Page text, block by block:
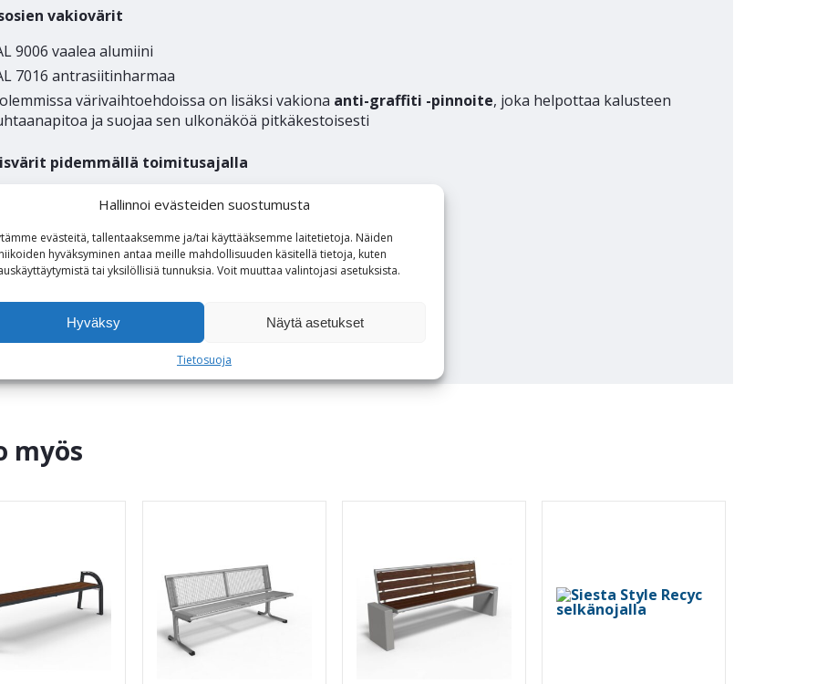
Hallinnoi evästeiden suostumusta
evästeitä, tallentaaksemme ja/tai käyttääksemme laitetietoja. Näiden
hyväksyminen antaa meille mahdollisuuden käsitellä tietoja, kuten
tai yksilöllisiä tunnuksia. Voit muuttaa valintojasi asetuksista.
Hyväksy Näytä asetukset
Tietosuoja
vakiovärit
9006 vaalea alumiini
7016 antrasiitinharmaa
värivaihtoehdoissa on lisäksi vakiona anti-graffiti -pinnoite, joka helpottaa kalusteen
ja suojaa sen ulkonäköä pitkäkestoisesti
pidemmällä toimitusajalla
703 metalliantrasiitti
5002 sininen
6009 vihreä
jalan valmistusmateriaali on betoni (väri harmaa)
myös